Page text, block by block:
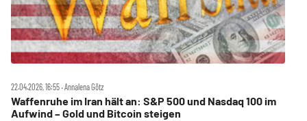
22.04.2026, 16:55 ‧ Annalena Götz
Waffenruhe im Iran hält an: S&P 500 und Nasdaq 100 im
Aufwind – Gold und Bitcoin steigen